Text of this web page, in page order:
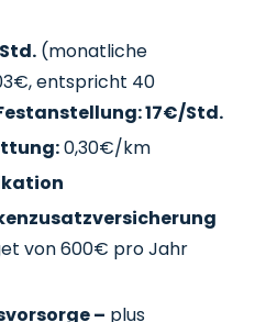
(monatliche
entspricht 40
17€/Std.
0,30€/km
von 600€ pro Jahr
– plus